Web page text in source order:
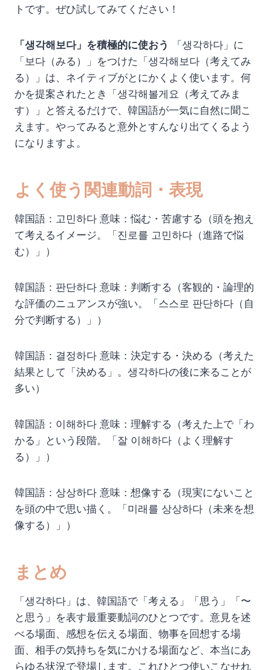
トです。ぜひ試してみてください！
「생각해보다」を積極的に使おう
「생각하다」に
「보다（みる）」をつけた「생각해보다（考えてみ
る）」は、ネイティブがとにかくよく使います。何
かを提案されたとき「생각해볼게요（考えてみま
す）」と答えるだけで、韓国語が一気に自然に聞こ
えます。やってみると意外とすんなり出てくるよう
になりますよ。
よく使う関連動詞・表現
韓国語：고민하다 意味：悩む・苦慮する（頭を抱え
て考えるイメージ。「진로를 고민하다（進路で悩
む）」）
韓国語：판단하다 意味：判断する（客観的・論理的
な評価のニュアンスが強い。「스스로 판단하다（自
分で判断する）」）
韓国語：결정하다 意味：決定する・決める（考えた
結果として「決める」。생각하다の後に来ることが
多い）
韓国語：이해하다 意味：理解する（考えた上で「わ
かる」という段階。「잘 이해하다（よく理解す
る）」）
韓国語：상상하다 意味：想像する（現実にないこと
を頭の中で思い描く。「미래를 상상하다（未来を想
像する）」）
まとめ
「생각하다」は、韓国語で「考える」「思う」「〜
と思う」を表す最重要動詞のひとつです。意見を述
べる場面、感想を伝える場面、物事を回想する場
面、相手の気持ちを気にかける場面など、本当にあ
らゆる状況で登場します。これひとつ使いこなせれ